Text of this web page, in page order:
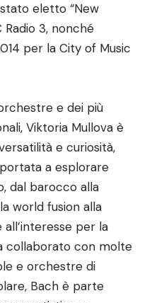
eletto “New
Radio 3, nonché
per la City of Music
e dei più
Viktoria Mullova è
e curiosità,
a esplorare
dal barocco alla
world fusion alla
per la
collaborato con molte
e orchestre di
Bach è parte